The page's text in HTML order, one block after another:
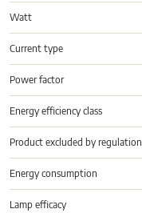
Watt
Current type
Power factor
Energy efficiency class
Product excluded by regulation
Energy consumption
Lamp efficacy